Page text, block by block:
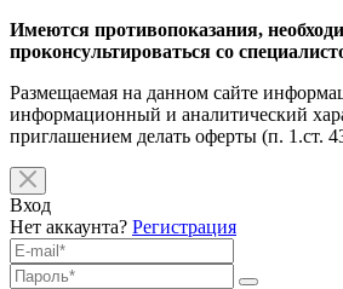
Имеются противопоказания,
проконсультироваться со
Размещаемая на данном сайте
информационный и аналитический
приглашением делать оферты (п. 1.ст.
Вход
Нет аккаунта? Регистрация